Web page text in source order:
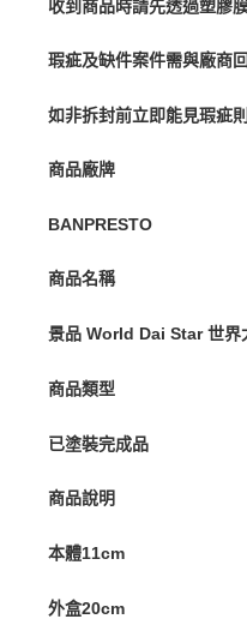
買賣價金債權讓與本公司後，依
資料（包含姓名、電話或地址）
預購-宅配(離島)(舊)
免運費
收到商品時請先透過塑膠
瑕疵及缺件案件需與廠商
如非拆封前立即能見瑕疵
商品廠牌
BANPRESTO
商品名稱
景品 World Dai Star 世界
商品類型
已塗裝完成品
商品說明
本體11cm
外盒20cm